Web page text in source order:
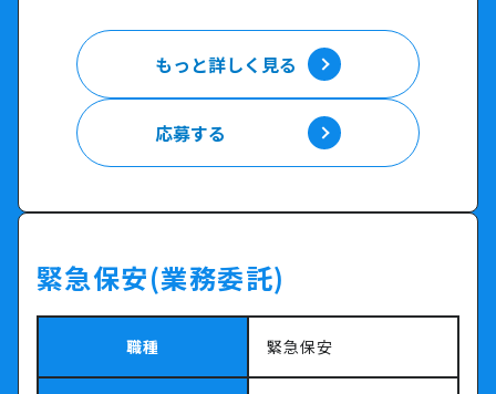
もっと詳しく見る
応募する
緊急保安(業務委託)
職種 緊急保安